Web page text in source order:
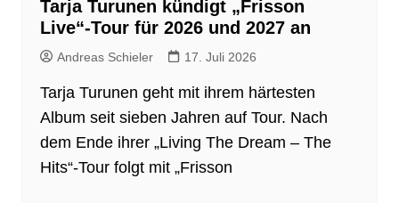
Tarja Turunen kündigt „Frisson
Live“-Tour für 2026 und 2027 an
Andreas Schieler 17. Juli 2026
Tarja Turunen geht mit ihrem härtesten
Album seit sieben Jahren auf Tour. Nach
dem Ende ihrer „Living The Dream – The
Hits“-Tour folgt mit „Frisson